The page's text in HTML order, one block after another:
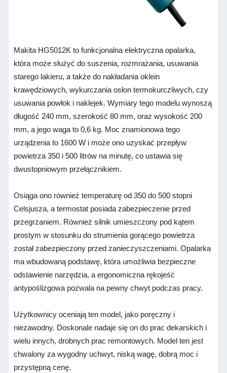
Makita HG5012K to funkcjonalna elektryczna opalarka,
która może służyć do suszenia, rozmrażania, usuwania
starego lakieru, a także do nakładania oklein
krawędziowych, wykurczania osłon termokurczliwych, czy
usuwania powłok i naklejek. Wymiary tego modelu wynoszą
długość 240 mm, szerokość 80 mm, oraz wysokość 200
mm, a jego waga to 0,6 kg. Moc znamionowa tego
urządzenia to 1600 W i może ono uzyskać przepływ
powietrza 350 i 500 litrów na minutę, co ustawia się
dwustopniowym przełącznikiem.
Osiąga ono również temperaturę od 350 do 500 stopni
Celsjusza, a termostat posiada zabezpieczenie przed
przegrzaniem. Również silnik umieszczony pod kątem
prostym w stosunku do strumienia gorącego powietrza
został zabezpieczony przed zanieczyszczeniami. Opalarka
ma wbudowaną podstawę, która umożliwia bezpieczne
odstawienie narzędzia, a ergonomiczna rękojeść
antypoślizgowa pozwala na pewny chwyt podczas pracy.
Użytkownicy oceniają ten model, jako poręczny i
niezawodny. Doskonale nadaje się on do prac dekarskich i
wielu innych, drobnych prac remontowych. Model ten jest
chwalony za wygodny uchwyt, niską wagę, dobrą moc i
przystępną cenę.